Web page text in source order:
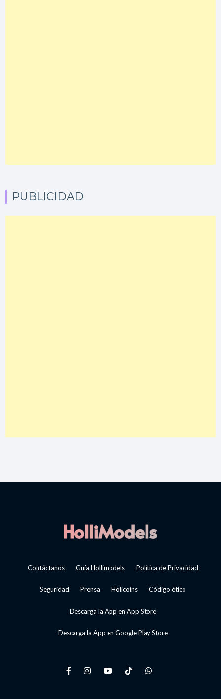
PUBLICIDAD
Contáctanos Guía Hollimodels Política de Privacidad
Seguridad Prensa Holicoins Código ético
Descarga la App en App Store
Descarga la App en Google Play Store